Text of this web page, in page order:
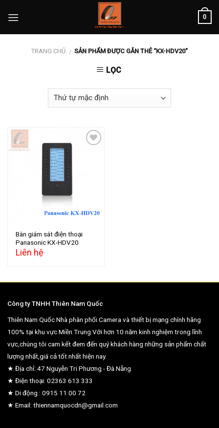
0
TRANG CHỦ / SẢN PHẨM ĐƯỢC GẮN THẺ “KX-HDV20”
LỌC
Bàn giám sát điện thoại
Panasonic KX-HDV20
Liên hệ
Công ty TNHH Thiên Nam Quốc
Thiên Nam Quốc Nhà phân phối Camera và thiết bị mạng chính hãng
100% tại khu vực Miền Trung.Với hơn 10 năm kinh nghiệm trong lĩnh
vực,chúng tôi cam kết đem đến quý khách hàng những sản phẩm chất
lượng nhất,giá cả tốt nhất hiện nay.
★ Địa chỉ: 47 Nguyễn Tri Phương - Đà Nẵng
★ Điện thoại: 02363 613 333
★ Di động : 0915 11 00 72
★ Email: thiennamquocdn@gmail.com